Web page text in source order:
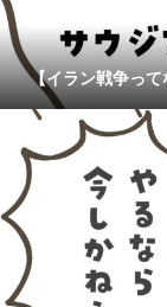
【イラン戦争っ